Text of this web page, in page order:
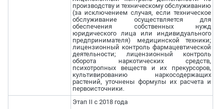
производству и техническому обслуживанию
(за исключением случая, если техническое
обслуживание осуществляется для
обеспечения собственных нужд
юридического лица или индивидуального
предпринимателя) медицинской техники;
лицензионный контроль фармацевтической
деятельности; лицензионный контроль
оборота наркотических средств,
психотропных веществ и их прекурсоров,
культивированию наркосодержащих
растений, уточнены формулы их расчета и
первоисточники.
Этап II с 2018 года